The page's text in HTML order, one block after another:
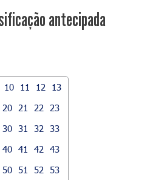
antecipada
10 11 12
13
20 21 22
23
30 31 32
33
40 41 42
43
50 51 52
53